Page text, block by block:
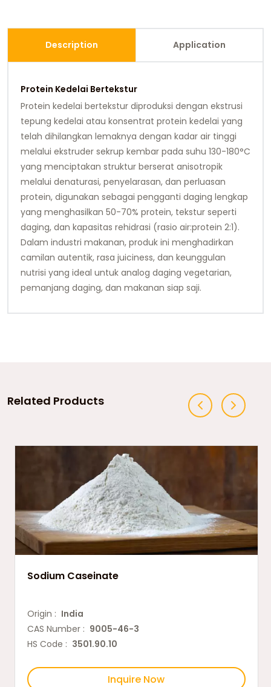
Description Application
Protein Kedelai Bertekstur
Protein kedelai bertekstur diproduksi dengan ekstrusi
tepung kedelai atau konsentrat protein kedelai yang
telah dihilangkan lemaknya dengan kadar air tinggi
melalui ekstruder sekrup kembar pada suhu 130-180°C
yang menciptakan struktur berserat anisotropik
melalui denaturasi, penyelarasan, dan perluasan
protein, digunakan sebagai pengganti daging lengkap
yang menghasilkan 50-70% protein, tekstur seperti
daging, dan kapasitas rehidrasi (rasio air:protein 2:1).
Dalam industri makanan, produk ini menghadirkan
camilan autentik, rasa juiciness, dan keunggulan
nutrisi yang ideal untuk analog daging vegetarian,
pemanjang daging, dan makanan siap saji.
Related Products
Sodium Caseinate
Origin : India
CAS Number : 9005-46-3
HS Code : 3501.90.10
Inquire Now